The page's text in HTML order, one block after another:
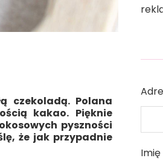
czekoladą.Polana
kakao. Pięknie
pyszności
że jak przypadnie
Imię